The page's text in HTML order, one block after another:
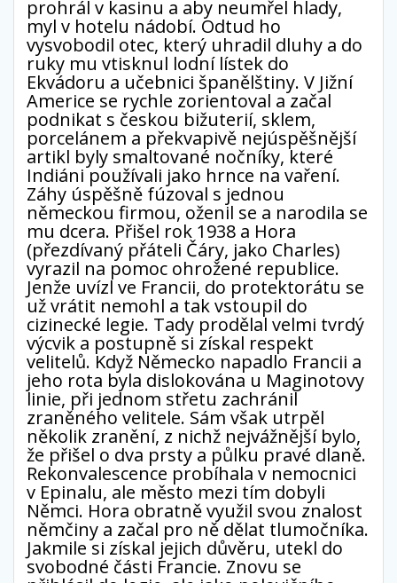
prohrál v kasinu a aby neumřel hlady,
myl v hotelu nádobí. Odtud ho
vysvobodil otec, který uhradil dluhy a do
ruky mu vtisknul lodní lístek do
Ekvádoru a učebnici španělštiny. V Jižní
Americe se rychle zorientoval a začal
podnikat s českou bižuterií, sklem,
porcelánem a překvapivě nejúspěšnější
artikl byly smaltované nočníky, které
Indiáni používali jako hrnce na vaření.
Záhy úspěšně fúzoval s jednou
německou firmou, oženil se a narodila se
mu dcera. Přišel rok 1938 a Hora
(přezdívaný přáteli Čáry, jako Charles)
vyrazil na pomoc ohrožené republice.
Jenže uvízl ve Francii, do protektorátu se
už vrátit nemohl a tak vstoupil do
cizinecké legie. Tady prodělal velmi tvrdý
výcvik a postupně si získal respekt
velitelů. Když Německo napadlo Francii a
jeho rota byla dislokována u Maginotovy
linie, při jednom střetu zachránil
zraněného velitele. Sám však utrpěl
několik zranění, z nichž nejvážnější bylo,
že přišel o dva prsty a půlku pravé dlaně.
Rekonvalescence probíhala v nemocnici
v Epinalu, ale město mezi tím dobyli
Němci. Hora obratně využil svou znalost
němčiny a začal pro ně dělat tlumočníka.
Jakmile si získal jejich důvěru, utekl do
svobodné části Francie. Znovu se